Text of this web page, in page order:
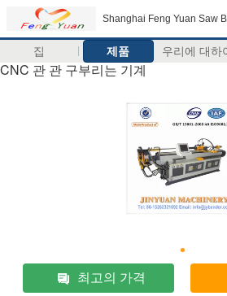
Shanghai Feng Yuan Saw
집 제품 우리에 대하
CNC 관 관 구부리는 기계
최고의 가격